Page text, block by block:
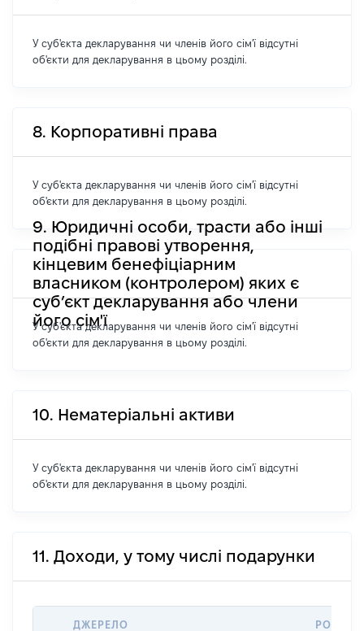
У суб'єкта декларування чи членів його сім'ї відсутні
об'єкти для декларування в цьому розділі.
8. Корпоративні права
У суб'єкта декларування чи членів його сім'ї відсутні
об'єкти для декларування в цьому розділі.
9. Юридичні особи, трасти або інші
подібні правові утворення,
кінцевим бенефіціарним
власником (контролером) яких є
суб’єкт декларування або члени
його сім'ї
У суб'єкта декларування чи членів його сім'ї відсутні
об'єкти для декларування в цьому розділі.
10. Нематеріальні активи
У суб'єкта декларування чи членів його сім'ї відсутні
об'єкти для декларування в цьому розділі.
11. Доходи, у тому числі подарунки
ДЖЕРЕЛО
РОЗМІР